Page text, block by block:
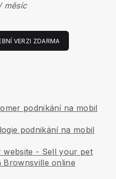
měsíc
VERZI ZDARMA
podnikání na mobil
podnikání na mobil
website - Sell your pet
Brownsville online